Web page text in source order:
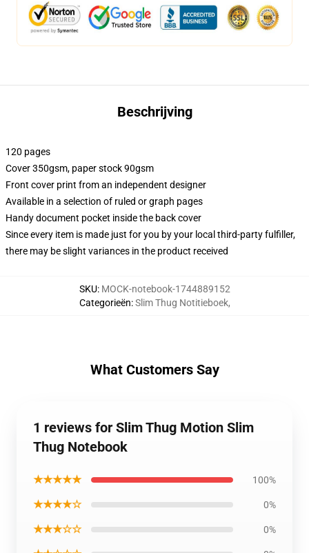
Beschrijving
120 pages
Cover 350gsm, paper stock 90gsm
Front cover print from an independent designer
Available in a selection of ruled or graph pages
Handy document pocket inside the back cover
Since every item is made just for you by your local third-party fulfiller,
there may be slight variances in the product received
SKU: MOCK-notebook-1744889152
Categorieën:Slim Thug Notitieboek,
What Customers Say
1 reviews for Slim Thug Motion Slim
Thug Notebook
★★★★★ 100%
★★★★☆ 0%
★★★☆☆ 0%